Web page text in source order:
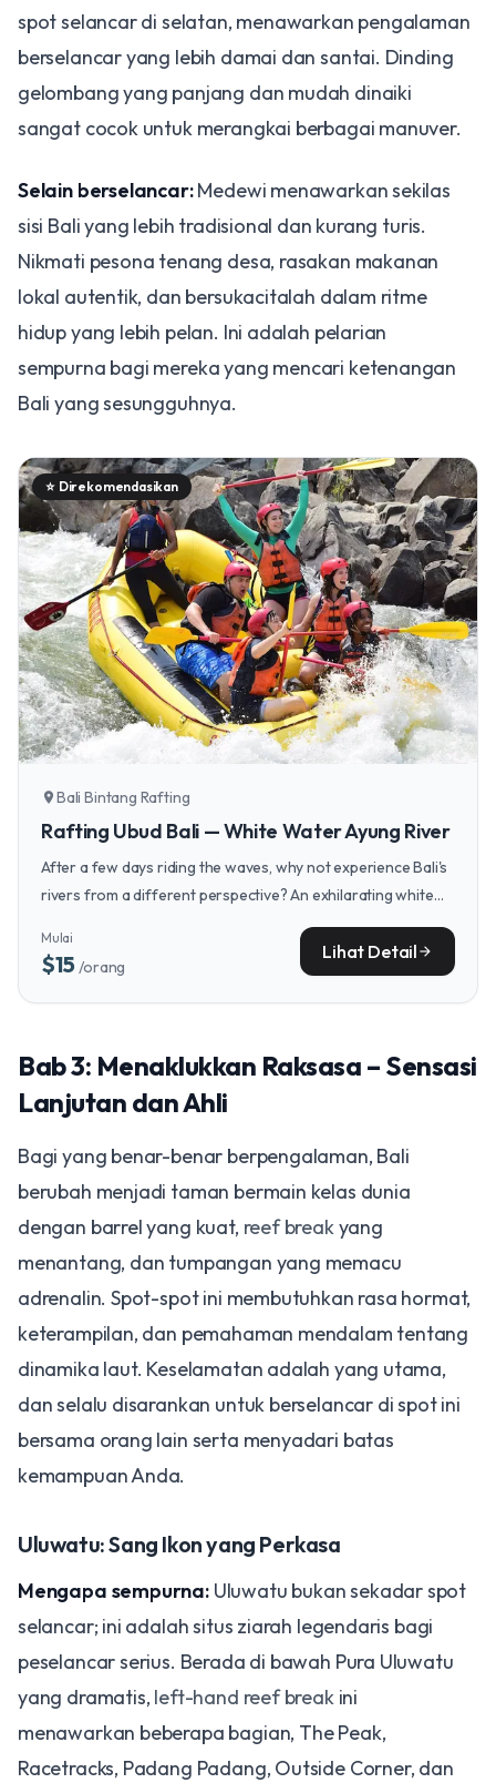
spot selancar di selatan, menawarkan pengalaman
berselancar yang lebih damai dan santai. Dinding
gelombang yang panjang dan mudah dinaiki
sangat cocok untuk merangkai berbagai manuver.
Selain berselancar:Medewi menawarkan sekilas
sisi Bali yang lebih tradisional dan kurang turis.
Nikmati pesona tenang desa, rasakan makanan
lokal autentik, dan bersukacitalah dalam ritme
hidup yang lebih pelan. Ini adalah pelarian
sempurna bagi mereka yang mencari ketenangan
Bali yang sesungguhnya.
⭐ Direkomendasikan
location_on Bali Bintang Rafting
Rafting Ubud Bali — White Water Ayung River
After a few days riding the waves, why not experience Bali's
rivers from a different perspective? An exhilarating white
water rafting trip down the Ayung River in Ubud offers a
refreshing adrenaline rush amidst stunning jungle scenery.
Mulai
$15/orang
Lihat Detail arrow_forward
Bab 3: Menaklukkan Raksasa – Sensasi
Lanjutan dan Ahli
Bagi yang benar-benar berpengalaman, Bali
berubah menjadi taman bermain kelas dunia
dengan barrel yang kuat, reef breakyang
menantang, dan tumpangan yang memacu
adrenalin. Spot-spot ini membutuhkan rasa hormat,
keterampilan, dan pemahaman mendalam tentang
dinamika laut. Keselamatan adalah yang utama,
dan selalu disarankan untuk berselancar di spot ini
bersama orang lain serta menyadari batas
kemampuan Anda.
Uluwatu: Sang Ikon yang Perkasa
Mengapa sempurna:Uluwatu bukan sekadar spot
selancar; ini adalah situs ziarah legendaris bagi
peselancar serius. Berada di bawah Pura Uluwatu
yang dramatis, left-hand reef breakini
menawarkan beberapa bagian, The Peak,
Racetracks, Padang Padang, Outside Corner, dan